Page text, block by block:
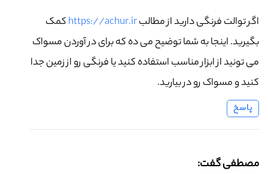
اگر توالت فرنگی دارید از مطالبhttps://achur.irکمک
بگیرید. اینجا به شما توضیح می ده که برای در آوردن مسواک
می تونید از ابزار مناسب استفاده کنید یا فرنگی رو از زمین جدا
کنید و مسواک رو در بیارید.
پاسخ
مصطفی گفت: